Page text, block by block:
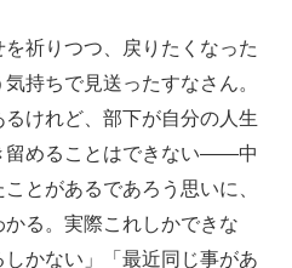
祈りつつ、戻りたくなった
持ちで見送ったすなさん。
けれど、部下が自分の人生
留めることはできない――中
とがあるであろう思いに、
かる。実際これしかできな
かない」「最近同じ事があ